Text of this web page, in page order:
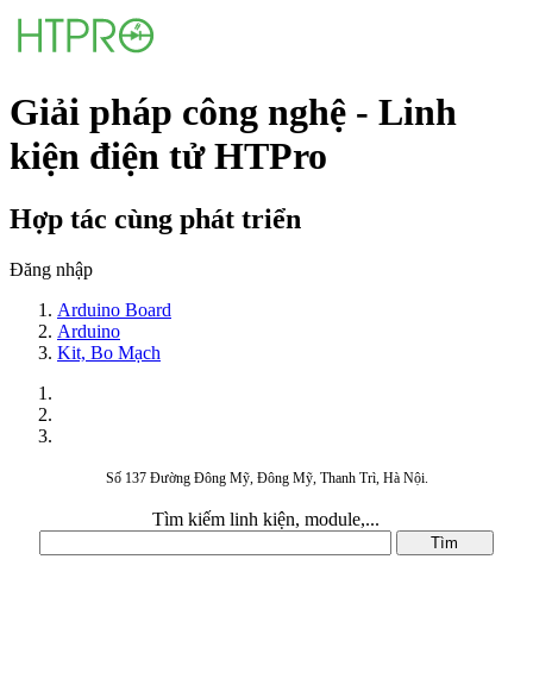
Giải pháp công nghệ - Linh
kiện điện tử HTPro
Hợp tác cùng phát triển
Đăng nhập
Arduino Board
Arduino
Kit, Bo Mạch
Số 137 Đường Đông Mỹ, Đông Mỹ, Thanh Trì, Hà Nội.
Tìm kiếm linh kiện, module,...